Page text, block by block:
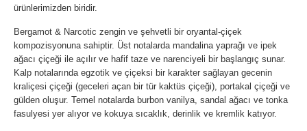
ürünlerimizden biridir.
Bergamot & Narcotic zengin ve şehvetli bir oryantal-çiçek
kompozisyonuna sahiptir. Üst notalarda mandalina yaprağı ve ipek
ağacı çiçeği ile açılır ve hafif taze ve narenciyeli bir başlangıç sunar.
Kalp notalarında egzotik ve çiçeksi bir karakter sağlayan gecenin
kraliçesi çiçeği (geceleri açan bir tür kaktüs çiçeği), portakal çiçeği ve
gülden oluşur. Temel notalarda burbon vanilya, sandal ağacı ve tonka
fasulyesi yer alıyor ve kokuya sıcaklık, derinlik ve kremlik katıyor.